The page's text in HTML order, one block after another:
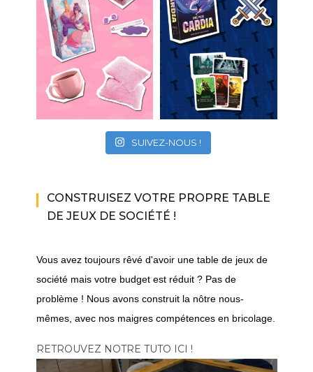
SUIVEZ-NOUS !
CONSTRUISEZ VOTRE PROPRE TABLE
DE JEUX DE SOCIÉTÉ !
Vous avez toujours rêvé d'avoir une table de jeux de
société mais votre budget est réduit ? Pas de
problème ! Nous avons construit la nôtre nous-
mêmes, avec nos maigres compétences en bricolage.
RETROUVEZ NOTRE TUTO ICI !